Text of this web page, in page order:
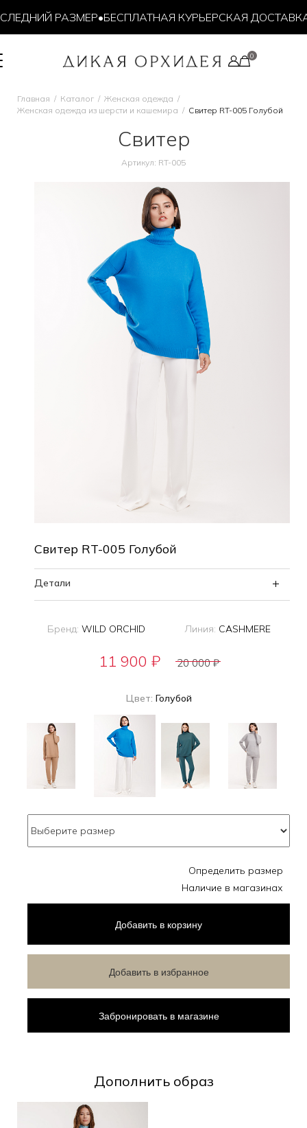
РАЗМЕР•БЕСПЛАТНАЯ КУРЬЕРСКАЯ ДОСТАВКА
Главная Каталог
Женская одежда
Женская одежда из шерсти и кашемира
Свитер RT-005 Голубой
Дополнить образ
Свитер
Артикул: RT-005
Свитер RT-005 Голубой
Детали
Бренд: WILD ORCHID Линия: CASHMERE
11 900 ₽ 20 000₽
Цвет: Голубой
Определить размер
Наличие в магазинах
Добавить в корзину
Добавить в избранное
Забронировать в магазине